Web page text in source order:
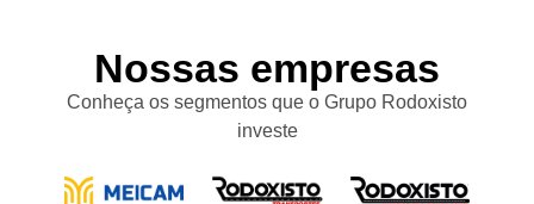
Nossas empresas
Conheça os segmentos que o Grupo Rodoxisto
investe